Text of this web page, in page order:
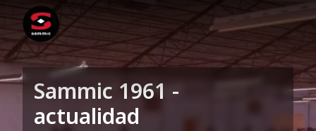
Sammic 1961 -
actualidad